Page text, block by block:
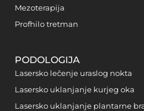
Mezoterapija
Profhilo tretman
PODOLOGIJA
Lasersko lečenje uraslog nokta
Lasersko uklanjanje kurjeg oka
Lasersko uklanjanje plantarne